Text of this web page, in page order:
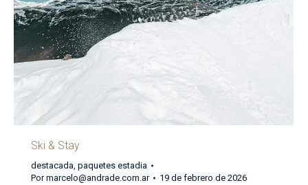
Ski & Stay
destacada paquetes estadia
Pormarcelo@andrade.com.ar 19 de febrero de 2026